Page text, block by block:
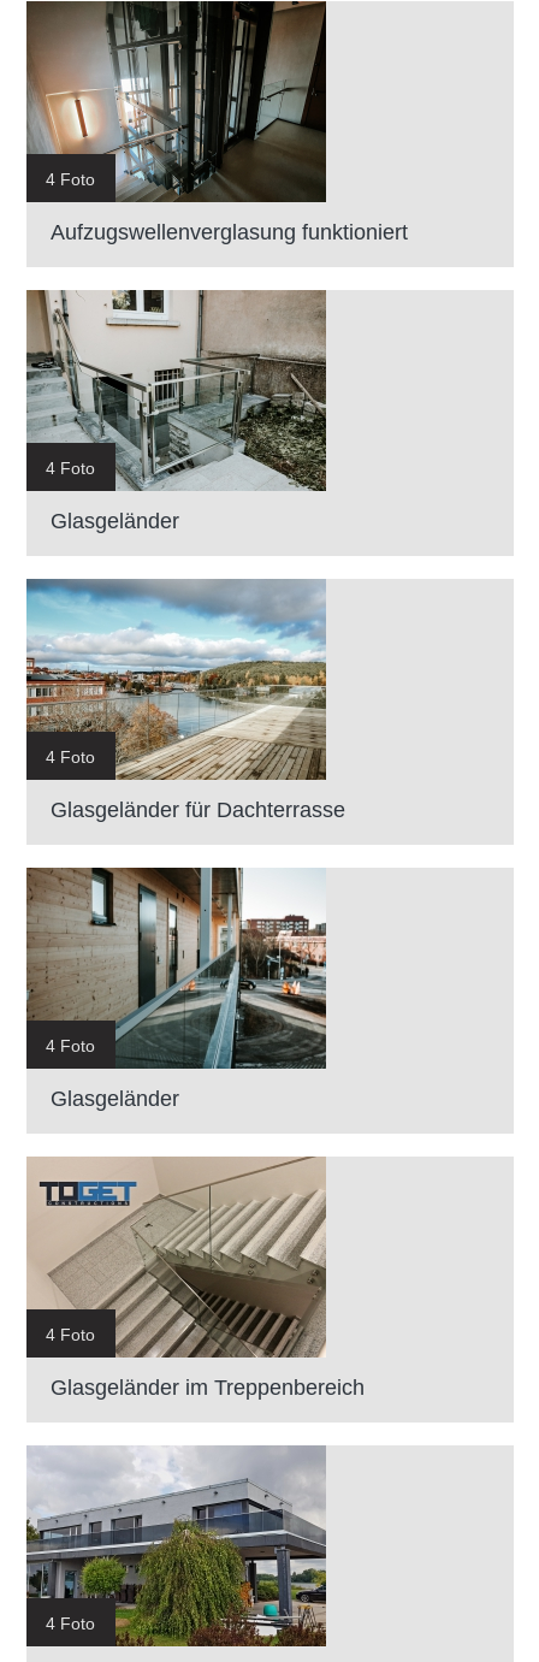
4 Foto
Aufzugswellenverglasung funktioniert
4 Foto
Glasgeländer
4 Foto
Glasgeländer für Dachterrasse
4 Foto
Glasgeländer
4 Foto
Glasgeländer im Treppenbereich
4 Foto